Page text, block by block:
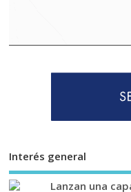
Interés general
Lanzan una